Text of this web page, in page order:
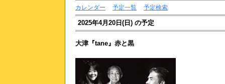
カレンダー 予定一覧 予定検索
2025年4月20日(日) の予定
大津『tane』赤と黒